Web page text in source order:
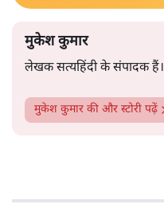
मुकेश कुमार
लेखक सत्यहिंदी के संपादक हैं।
मुकेश कुमार की और स्टोरी पढ़ें